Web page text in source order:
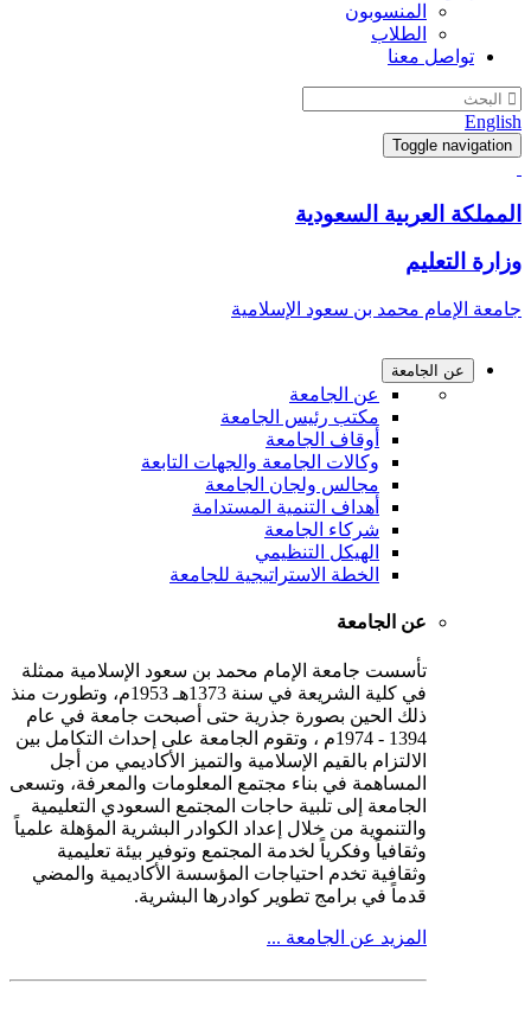
المنسوبون
الطلاب
تواصل معنا
English
Toggle navigation
المملكة العربية السعودية
وزارة التعليم
جامعة الإمام محمد بن سعود الإسلامية
عن الجامعة
عن الجامعة
مكتب رئيس الجامعة
أوقاف الجامعة
وكالات الجامعة والجهات التابعة
مجالس ولجان الجامعة
أهداف التنمية المستدامة
شركاء الجامعة
الهيكل التنظيمي
الخطة الاستراتيجية للجامعة
عن الجامعة
تأسست جامعة الإمام محمد بن سعود الإسلامية ممثلة
في كلية الشريعة في سنة 1373هـ 1953م، وتطورت منذ
ذلك الحين بصورة جذرية حتى أصبحت جامعة في عام
1394 - 1974م ، وتقوم الجامعة على إحداث التكامل بين
الالتزام بالقيم الإسلامية والتميز الأكاديمي من أجل
المساهمة في بناء مجتمع المعلومات والمعرفة، وتسعى
الجامعة إلى تلبية حاجات المجتمع السعودي التعليمية
والتنموية من خلال إعداد الكوادر البشرية المؤهلة علمياً
وثقافياً وفكرياً لخدمة المجتمع وتوفير بيئة تعليمية
وثقافية تخدم احتياجات المؤسسة الأكاديمية والمضي
قدماً في برامج تطوير كوادرها البشرية.
المزيد عن الجامعة ...